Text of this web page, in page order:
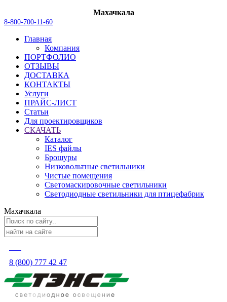
Махачкала
8-800-700-11-60
Главная
Компания
ПОРТФОЛИО
ОТЗЫВЫ
ДОСТАВКА
КОНТАКТЫ
Услуги
ПРАЙС-ЛИСТ
Статьи
Для проектировщиков
СКАЧАТЬ
Каталог
IES файлы
Брошуры
Низковольтные светильники
Чистые помещения
Светомаскировочные светильники
Светодиодные светильники для птицефабрик
Махачкала
8 (800) 777 42 47